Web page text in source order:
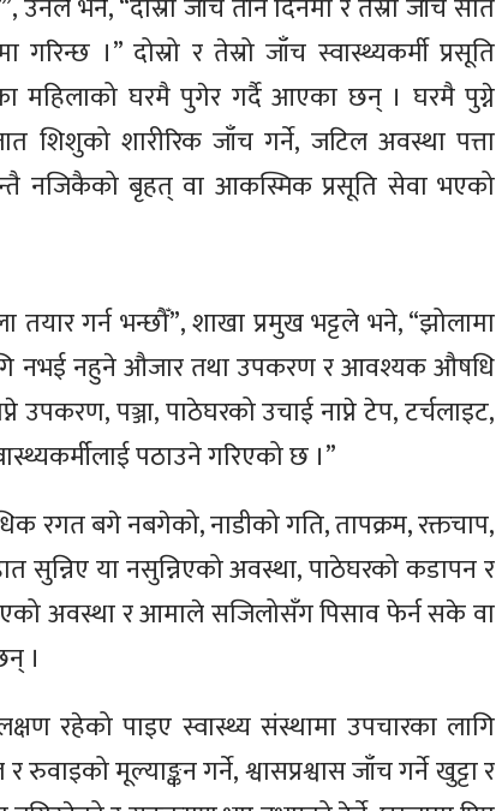
गरिन्छ ।” दोस्रो र तेस्रो जाँच स्वास्थ्यकर्मी प्रसूति
महिलाको घरमै पुगेर गर्दै आएका छन् । घरमै पुग्ने
शिशुको शारीरिक जाँच गर्ने, जटिल अवस्था पत्ता
नजिकैको बृहत् वा आकस्मिक प्रसूति सेवा भएको
तयार गर्न भन्छौँ”, शाखा प्रमुख भट्टले भने, “झोलामा
नभई नहुने औजार तथा उपकरण र आवश्यक औषधि
उपकरण, पञ्जा, पाठेघरको उचाई नाप्ने टेप, टर्चलाइट,
पठाउने गरिएको छ ।”
रगत बगे नबगेको, नाडीको गति, तापक्रम, रक्तचाप,
सुन्निए या नसुन्निएको अवस्था, पाठेघरको कडापन र
अवस्था र आमाले सजिलोसँग पिसाव फेर्न सके वा
।
रहेको पाइए स्वास्थ्य संस्थामा उपचारका लागि
मूल्याङ्कन गर्ने, श्वासप्रश्वास जाँच गर्ने खुट्टा र